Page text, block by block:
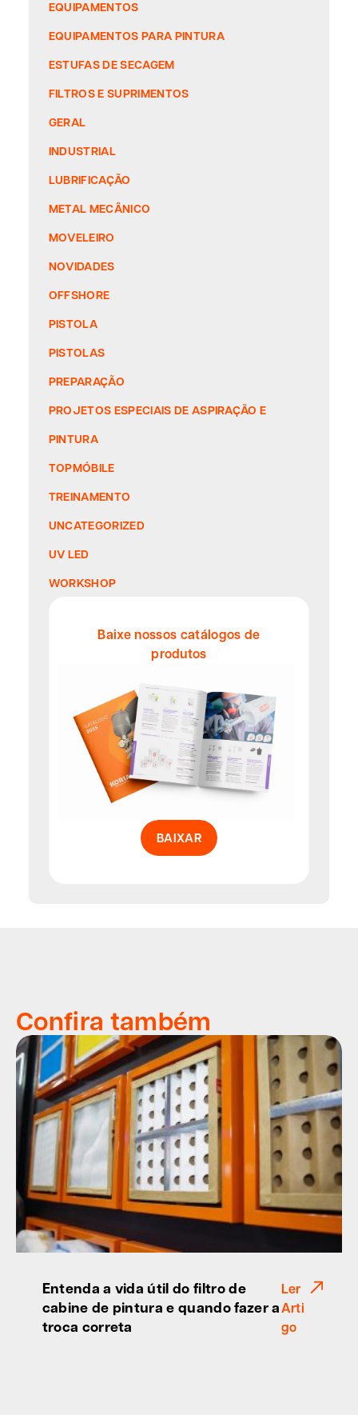
EQUIPAMENTOS
EQUIPAMENTOS PARA PINTURA
ESTUFAS DE SECAGEM
FILTROS E SUPRIMENTOS
GERAL
INDUSTRIAL
LUBRIFICAÇÃO
METAL MECÂNICO
MOVELEIRO
NOVIDADES
OFFSHORE
PISTOLA
PISTOLAS
PREPARAÇÃO
PROJETOS ESPECIAIS DE ASPIRAÇÃO E
PINTURA
TOPMÓBILE
TREINAMENTO
UNCATEGORIZED
UV LED
WORKSHOP
Baixe nossos catálogos de
produtos
BAIXAR
Confira também
Entenda a vida útil do filtro de
cabine de pintura e quando fazer a
troca correta
Ler
Arti
go